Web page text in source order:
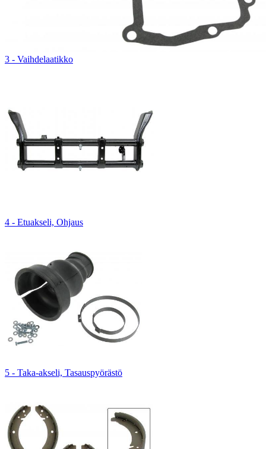
3 - Vaihdelaatikko
4 - Etuakseli, Ohjaus
5 - Taka-akseli, Tasauspyörästö